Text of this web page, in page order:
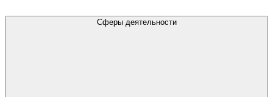
Сферы деятельности